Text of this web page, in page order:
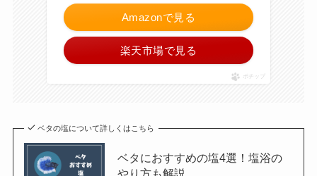
Amazonで見る
楽天市場で見る
ポチップ
ベタの塩について詳しくはこちら
ベタにおすすめの塩4選！塩浴の
やり方も解説